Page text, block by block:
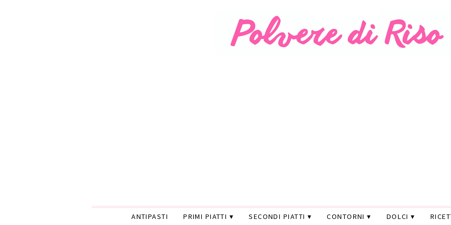
ANTIPASTI PRIMI PIATTI SECONDI PIATTI CONTORNI DOLCI